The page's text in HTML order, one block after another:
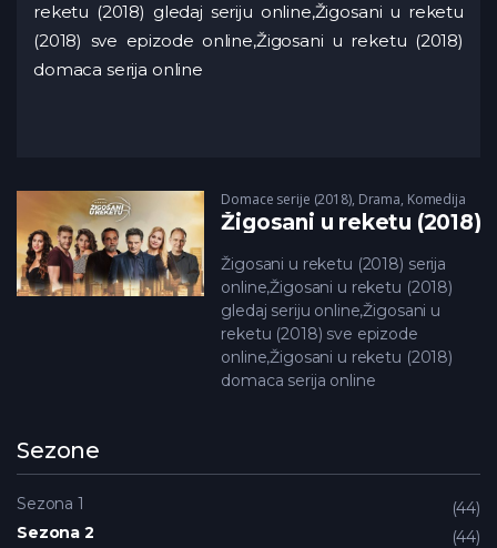
reketu (2018) gledaj seriju online,Žigosani u reketu
(2018) sve epizode online,Žigosani u reketu (2018)
domaca serija online
Domace serije (2018), Drama, Komedija
Žigosani u reketu (2018)
Žigosani u reketu (2018) serija
online,Žigosani u reketu (2018)
gledaj seriju online,Žigosani u
reketu (2018) sve epizode
online,Žigosani u reketu (2018)
domaca serija online
Sezone
Sezona 1
44
Sezona 2
44